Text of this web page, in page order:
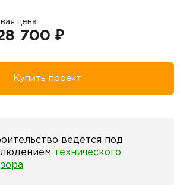
цена
700 ₽
Купить проект
ведётся под
технического